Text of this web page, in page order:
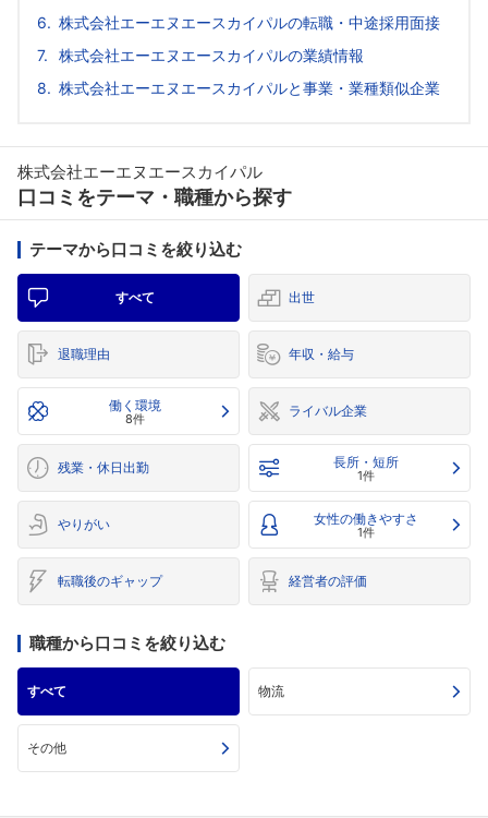
株式会社エーエヌエースカイパルの転職・中途採用面接
株式会社エーエヌエースカイパルの業績情報
株式会社エーエヌエースカイパルと事業・業種類似企業
株式会社エーエヌエースカイパル
口コミをテーマ・職種から探す
テーマから口コミを絞り込む
すべて 出世
退職理由 年収・給与
働く環境
8件 ライバル企業
残業・休日出勤 長所・短所
1件
やりがい 女性の働きやすさ
1件
転職後のギャップ 経営者の評価
職種から口コミを絞り込む
すべて 物流
その他